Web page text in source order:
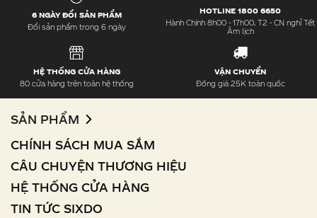
6 NGÀY ĐỔI SẢN PHẨM
Đổi sản phẩm trong 6 ngày
HOTLINE 1800 6650
Hành Chính 8h00 - 17h00, T2 - CN nghỉ Tết
Âm lịch
HỆ THỐNG CỬA HÀNG
80 cửa hàng trên toàn hệ thống
VẬN CHUYỂN
Đồng giá 25K toàn quốc
SẢN PHẨM
CHÍNH SÁCH MUA SẮM
CÂU CHUYỆN THƯƠNG HIỆU
HỆ THỐNG CỬA HÀNG
TIN TỨC SIXDO